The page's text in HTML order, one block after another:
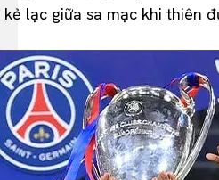
lạc giữa sa mạc khi thiên